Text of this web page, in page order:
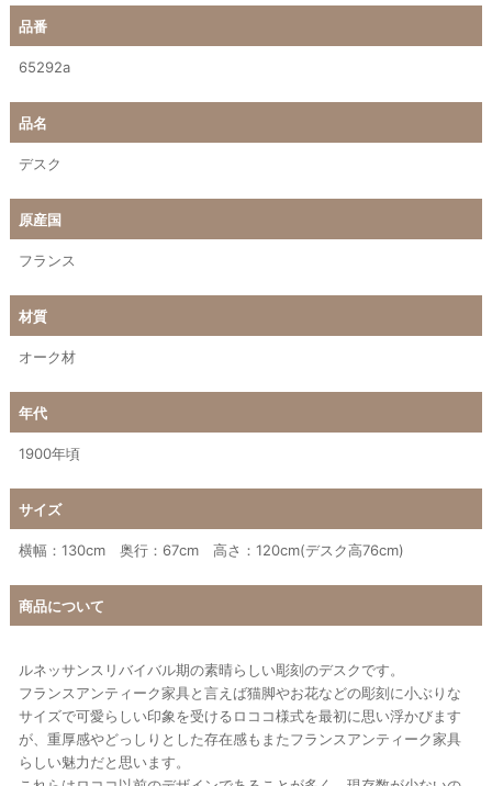
品番
65292a
品名
デスク
原産国
フランス
材質
オーク材
年代
1900年頃
サイズ
横幅：130cm 奥行：67cm 高さ：120cm(デスク高76cm)
商品について
ルネッサンスリバイバル期の素晴らしい彫刻のデスクです。
フランスアンティーク家具と言えば猫脚やお花などの彫刻に小ぶりな
サイズで可愛らしい印象を受けるロココ様式を最初に思い浮かびます
が、重厚感やどっしりとした存在感もまたフランスアンティーク家具
らしい魅力だと思います。